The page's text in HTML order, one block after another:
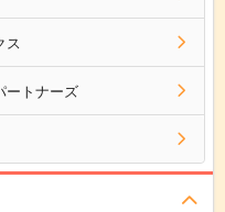
ス
ートナーズ